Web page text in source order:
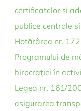
certificatelor si
publice centrale
Hotărârea nr.
Programului de
birocrației în
Legea nr. 161/
asigurarea